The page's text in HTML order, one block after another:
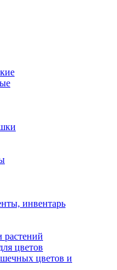
инвентарь
растений
цветов
цветов и